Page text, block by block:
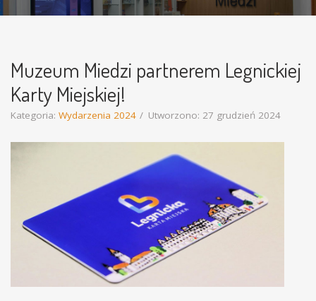
Muzeum Miedzi partnerem Legnickiej
Karty Miejskiej!
Kategoria: Wydarzenia 2024 Utworzono: 27 grudzień 2024